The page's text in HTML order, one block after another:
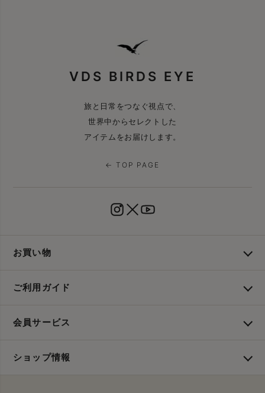
VDS BIRDS EYE
旅と日常をつなぐ視点で、
世界中からセレクトした
アイテムをお届けします。
← TOP PAGE
お買い物
ご利用ガイド
会員サービス
ショップ情報